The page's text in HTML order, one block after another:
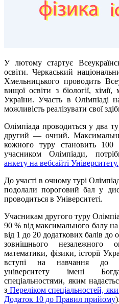
У лютому стартує
освіти. Черкаський
Хмельницького проводить
вищої освіти з біології,
України. Участь в Олімпіаді
можливість реалізувати свої
Олімпіада проводиться у два
другий — очний.
кожного туру становить
учасником Олімпіади,
анкету на вебсайті Університету.
До участі в очному турі
подолали пороговий бал у
проводиться в Університеті.
Учасникам другого туру
90 % від максимального балу
від 1 до 20 додаткових балів до
зовнішнього незалежного
математики, фізики, історії
вступі на навчання до
університету імені
спеціальностями, яким
з Переліком спеціальностей,
Додаток 10 до Правил прийому).